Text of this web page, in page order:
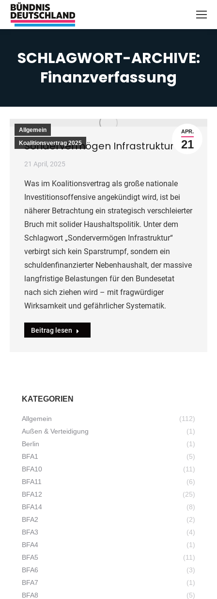
SCHLAGWORT-ARCHIVE:
Finanzverfassung
APR.
21
Allgemein
Koalitionsvertrag 2025
Sondervermögen Infrastruktur
21 April, 2025
Was im Koalitionsvertrag als große nationale
Investitionsoffensive angekündigt wird, ist bei
näherer Betrachtung ein strategisch verschleierter
Bruch mit solider Haushaltspolitik. Unter dem
Schlagwort „Sondervermögen Infrastruktur“
verbirgt sich kein Sparstrumpf, sondern ein
schuldenfinanzierter Nebenhaushalt, der massive
langfristige Belastungen für den Bundesetat
nach sich ziehen wird – mit fragwürdiger
Wirksamkeit und gefährlicher Systematik.
Beitrag lesen
KATEGORIEN
Allgemein
(112)
Außen & Verteidigung
(1)
Berlin
(1)
BFA1
(5)
BFA10
(11)
BFA11
(6)
BFA12
(25)
BFA14
(8)
BFA2
(2)
BFA3
(4)
BFA4
(1)
BFA5
(11)
BFA6
(3)
BFA7
(1)
BFA8
(5)